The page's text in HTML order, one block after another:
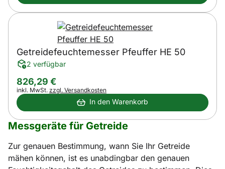
Getreidefeuchtemesser Pfeuffer HE 50
2 verfügbar
826,29 €
Steuerhinweis:
inkl. MwSt. zzgl. Versandkosten
In den Warenkorb
Messgeräte für Getreide
Zur genauen Bestimmung, wann Sie Ihr Getreide
mähen können, ist es unabdingbar den genauen